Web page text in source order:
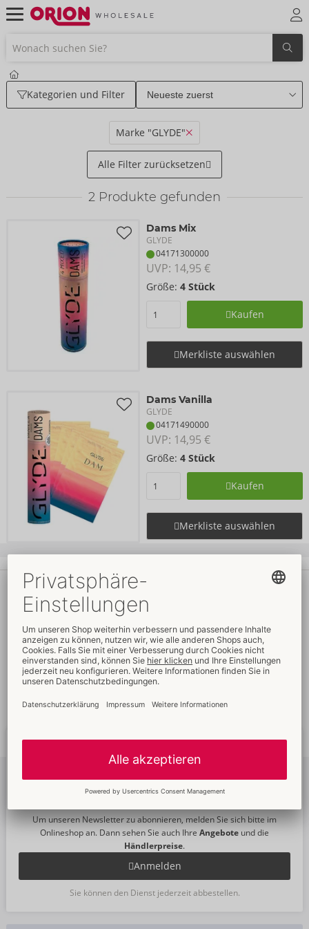
Kategorien und Filter
Marke "GLYDE"
Alle Filter zurücksetzen
2 Produkte gefunden
Dams Mix
GLYDE
04171300000
UVP: 14,95 €
Größe: 4 Stück
Kaufen
Merkliste auswählen
Dams Vanilla
GLYDE
04171490000
UVP: 14,95 €
Größe: 4 Stück
Kaufen
Merkliste auswählen
Ihre Vorteile beim ORION Wholesale
Faire Preise
Verkaufsfördernde
Verpackungen
Umfassender
Kundenservice
Lieferung
Newsletterabonnieren
Um unseren Newsletter zu abonnieren, melden Sie sich bitte im
Onlineshop an. Dann sehen Sie auch Ihre Angebote und die
Händlerpreise.
Anmelden
Sie können den Dienst jederzeit abbestellen.